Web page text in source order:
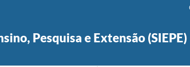
Pesquisa e Extensão (SIEPE)